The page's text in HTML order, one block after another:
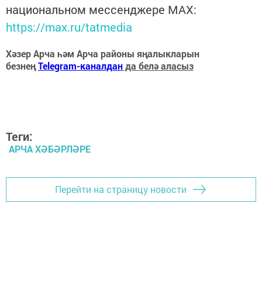
национальном мессенджере MАХ:
https://max.ru/tatmedia
Хәзер Арча һәм Арча районы яңалыкларын
безнеңTelegram-каналданда белә аласыз
Теги:
АРЧА ХӘБӘРЛӘРЕ
Перейти на страницу новости